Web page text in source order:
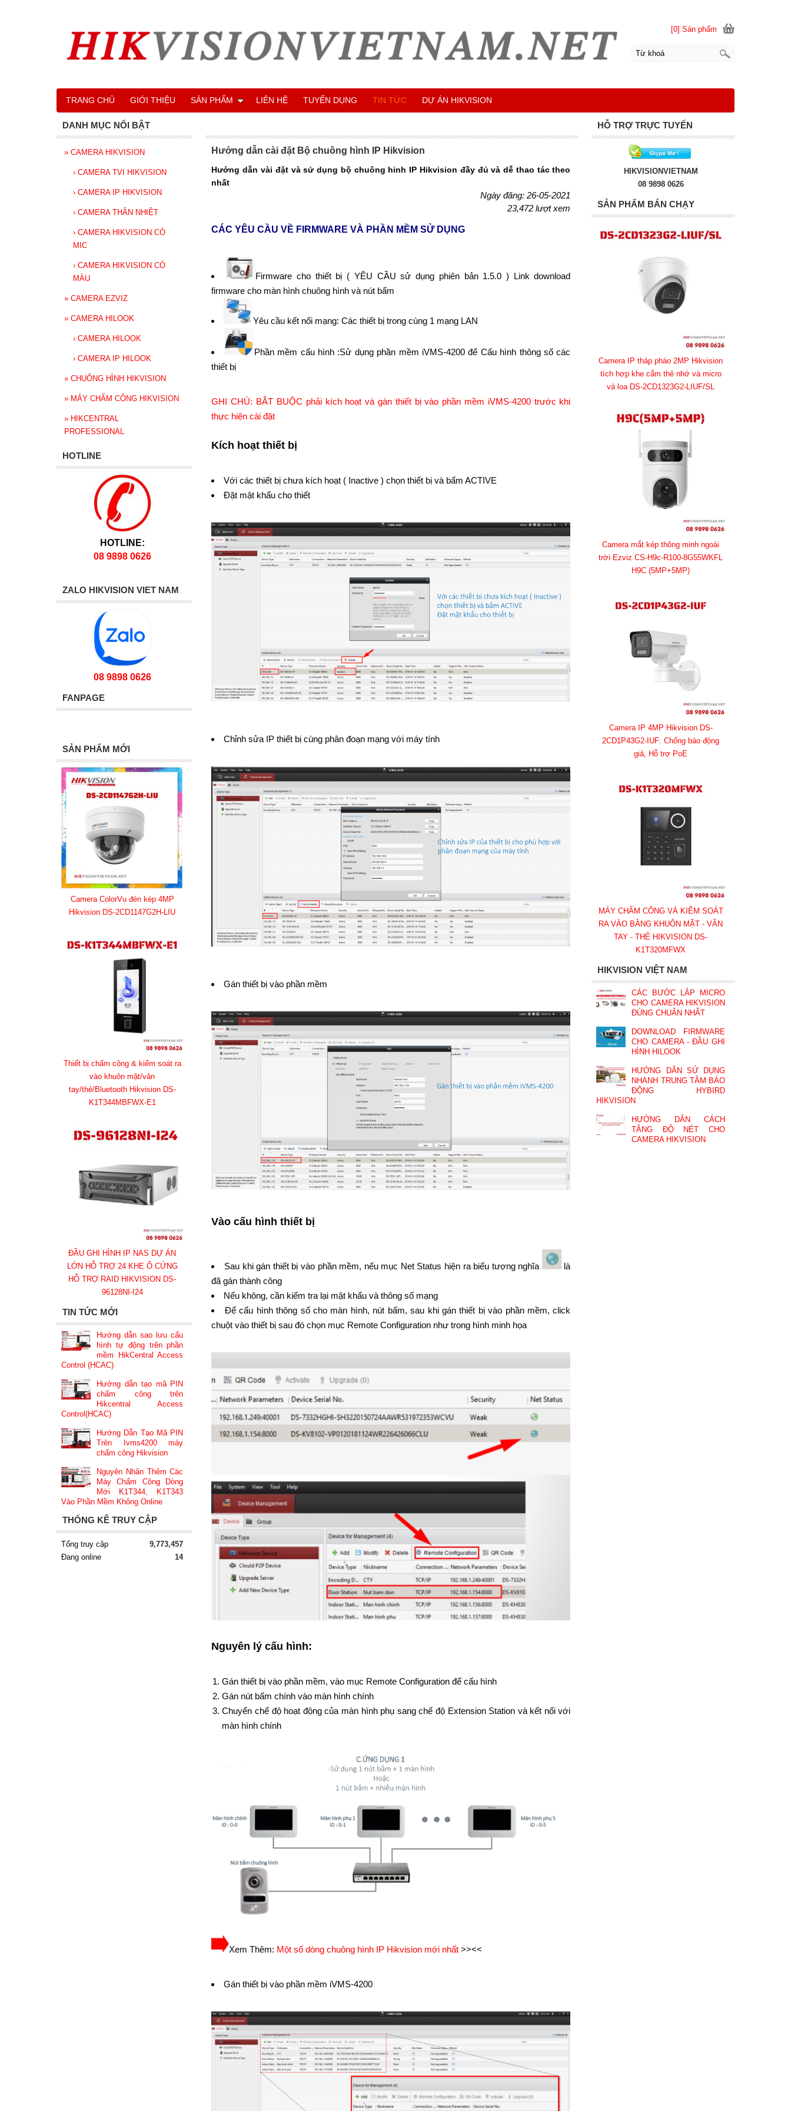
Hướng dẫn cài đặt Bộ chuông hình IP Hikvision
Hướng dẫn vài đặt và sử dụng bộ chuông hinh IP Hikvision đầy đủ và dễ thao tác theo
nhất
Ngày đăng: 26-05-2021
23,472 lượt xem
CÁC YÊU CẦU VỀ FIRMWARE VÀ PHẦN MỀM SỬ DỤNG
Firmware cho thiết bị ( YÊU CẦU sử dụng phiên bản 1.5.0 ) Link download
firmware cho màn hình chuông hình và nút bấm
Yêu cầu kết nối mạng: Các thiết bị trong cùng 1 mạng LAN
Phần mềm cấu hình :Sử dụng phần mềm iVMS-4200 để Cấu hình thông số các
thiết bị
GHI CHÚ: BẮT BUỘC phải kích hoạt và gán thiết bị vào phần mềm iVMS-4200 trước khi
thực hiện cài đặt
Kích hoạt thiết bị
Với các thiết bị chưa kích hoạt ( Inactive ) chọn thiết bị và bấm ACTIVE
Đặt mật khẩu cho thiết
Chỉnh sửa IP thiết bị cùng phân đoạn mạng với máy tính
Gán thiết bị vào phần mềm
Vào cấu hình thiết bị
Sau khi gán thiết bị vào phần mềm, nếu mục Net Status hiện ra biểu tượng nghĩa
là
đã gán thành công
Nếu không, cần kiểm tra lại mật khẩu và thông số mạng
Để cấu hình thông số cho màn hình, nút bấm, sau khi gán thiết bị vào phần mềm, click
chuột vào thiết bị sau đó chọn mục Remote Configuration như trong hình minh họa
Nguyên lý cấu hình:
Gán thiết bị vào phần mềm, vào mục Remote Configuration để cấu hình
Gán nút bấm chính vào màn hình chính
Chuyển chế độ hoạt động của màn hình phụ sang chế độ Extension Station và kết nối với
màn hình chính
Xem Thêm: Một số dòng chuông hình IP Hikvision mới nhất >><<
Gán thiết bị vào phần mềm iVMS-4200
HỖ TRỢ TRỰC TUYẾN
HIKVISIONVIETNAM
08 9898 0626
SẢN PHẨM BÁN CHẠY
Camera IP tháp pháo 2MP Hikvision
tích hợp khe cắm thẻ nhớ và micro
và loa DS-2CD1323G2-LIUF/SL
Camera mắt kép thông minh ngoài
trời Ezviz CS-H9c-R100-8G55WKFL
H9C (5MP+5MP)
Camera IP 4MP Hikvision DS-
2CD1P43G2-IUF: Chống báo động
giả, Hỗ trợ PoE
MÁY CHẤM CÔNG VÀ KIỂM SOÁT
RA VÀO BẰNG KHUÔN MẶT - VÂN
TAY - THẺ HIKVISION DS-
K1T320MFWX
HIKVISION VIỆT NAM
CÁC BƯỚC LẮP MICRO
CHO CAMERA HIKVISION
ĐÚNG CHUẨN NHẤT
DOWNLOAD FIRMWARE
CHO CAMERA - ĐẦU GHI
HÌNH HILOOK
HƯỚNG DẪN SỬ DỤNG
NHANH TRUNG TÂM BÁO
ĐỘNG HYBIRD
HIKVISION
HƯỚNG DẪN CÁCH
TĂNG ĐỘ NÉT CHO
CAMERA HIKVISION
DANH MỤC NỔI BẬT
» CAMERA HIKVISION
› CAMERA TVI HIKVISION
› CAMERA IP HIKVISION
› CAMERA THÂN NHIỆT
› CAMERA HIKVISION CÓ
MIC
› CAMERA HIKVISION CÓ
MÀU
» CAMERA EZVIZ
» CAMERA HILOOK
› CAMERA HILOOK
› CAMERA IP HILOOK
» CHUÔNG HÌNH HIKVISION
» MÁY CHẤM CÔNG HIKVISION
» HIKCENTRAL
PROFESSIONAL
HOTLINE
HOTLINE:
08 9898 0626
ZALO HIKVISION VIET NAM
08 9898 0626
FANPAGE
SẢN PHẨM MỚI
Camera ColorVu đèn kép 4MP
Hikvision DS-2CD1147G2H-LIU
Thiết bị chấm công & kiểm soát ra
vào khuôn mặt/vân
tay/thẻ/Bluetooth Hikvision DS-
K1T344MBFWX-E1
ĐẦU GHI HÌNH IP NAS DỰ ÁN
LỚN HỖ TRỢ 24 KHE Ổ CỨNG
HỖ TRỢ RAID HIKVISION DS-
96128NI-I24
TIN TỨC MỚI
Hướng dẫn sao lưu cấu
hình tự động trên phần
mềm HikCentral Access
Control (HCAC)
Hướng dẫn tạo mã PIN
chấm công trên
Hikcentral Access
Control(HCAC)
Hướng Dẫn Tạo Mã PIN
Trên Ivms4200 máy
chấm công Hikvision
Nguyên Nhân Thêm Các
Máy Chấm Công Dòng
Mới K1T344, K1T343
Vào Phần Mềm Không Online
THỐNG KÊ TRUY CẬP
Tổng truy cập
9,773,457
Đang online
14
[0] Sản phẩm
TRANG CHỦ GIỚI THIỆU SẢN PHẨM LIÊN HỆ TUYỂN DỤNG TIN TỨC DỰ ÁN HIKVISION